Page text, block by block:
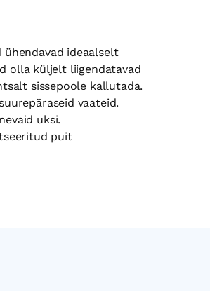
ideaalselt
olla küljelt liigendatavad
sissepoole kallutada.
vaateid.
uksi.
puit